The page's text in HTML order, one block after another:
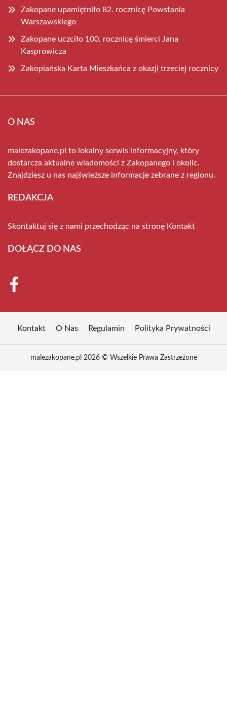
Zakopane upamiętniło 82. rocznicę Powstania
Warszawskiego
Zakopane uczciło 100. rocznicę śmierci Jana
Kasprowicza
Zakopiańska Karta Mieszkańca z okazji trzeciej rocznicy
O NAS
malezakopane.pl to lokalny serwis informacyjny, który
dostarcza aktualne wiadomości z Zakopanego i okolic.
Znajdziesz u nas najświeższe informacje zebrane z regionu.
REDAKCJA
Skontaktuj się z nami przechodząc na stronę Kontakt
DOŁĄCZ DO NAS
Kontakt O Nas Regulamin Polityka Prywatności
malezakopane.pl 2026 © Wszelkie Prawa Zastrzeżone